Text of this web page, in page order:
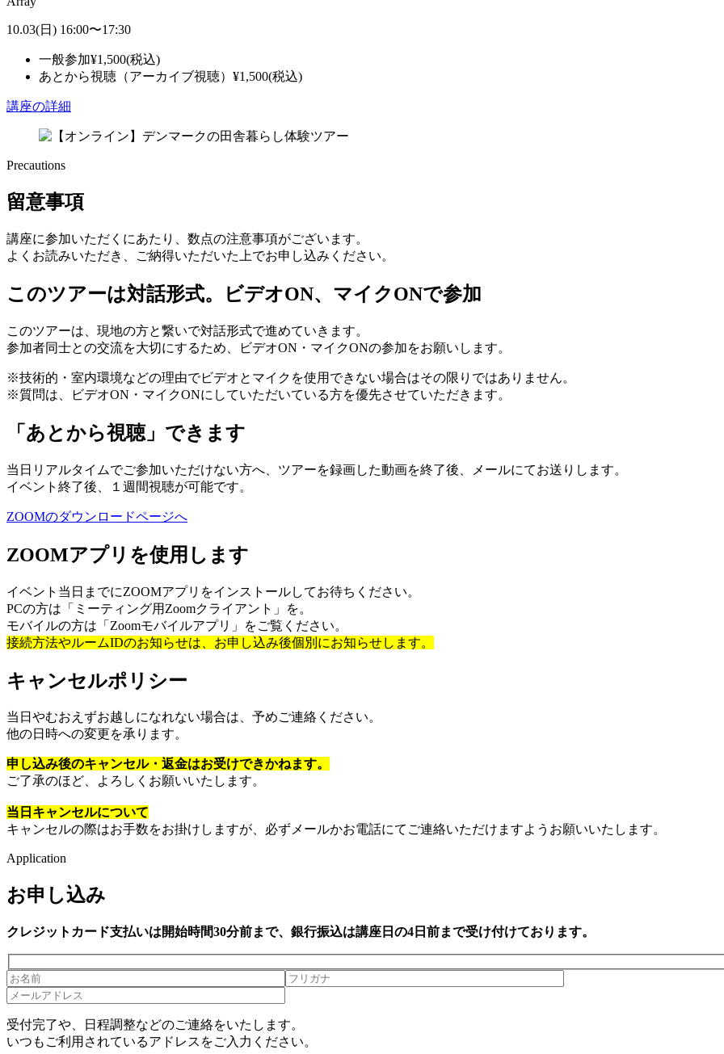
10.03(日) 16:00〜17:30
一般参加¥1,500(税込)
あとから視聴（アーカイブ視聴） ¥1,500(税込)
講座の詳細
Precautions
留意事項
講座に参加いただくにあたり、数点の注意事項がございます。
よくお読みいただき、ご納得いただいた上でお申し込みください。
このツアーは対話形式。ビデオON、マイクONで参加
このツアーは、現地の方と繋いで対話形式で進めていきます。
参加者同士との交流を大切にするため、ビデオON・マイクONの参加をお願いします。
※技術的・室内環境などの理由でビデオとマイクを使用できない場合はその限りではありません。
※質問は、ビデオON・マイクONにしていただいている方を優先させていただきます。
「あとから視聴」できます
当日リアルタイムでご参加いただけない方へ、ツアーを録画した動画を終了後、メールにてお送りします。
イベント終了後、１週間視聴が可能です。
ZOOMのダウンロードページへ
ZOOMアプリを使用します
イベント当日までにZOOMアプリをインストールしてお待ちください。
PCの方は「ミーティング用Zoomクライアント」を。
モバイルの方は「Zoomモバイルアプリ」をご覧ください。
接続方法やルームIDのお知らせは、お申し込み後個別にお知らせします。
キャンセルポリシー
当日やむおえずお越しになれない場合は、予めご連絡ください。
他の日時への変更を承ります。
申し込み後のキャンセル・返金はお受けできかねます。
ご了承のほど、よろしくお願いいたします。
当日キャンセルについて
キャンセルの際はお手数をお掛けしますが、必ずメールかお電話にてご連絡いただけますようお願いいたします。
Application
お申し込み
クレジットカード支払いは開始時間30分前まで、銀行振込は講座日の4日前まで受け付けております。
受付完了や、日程調整などのご連絡をいたします。
いつもご利用されているアドレスをご入力ください。